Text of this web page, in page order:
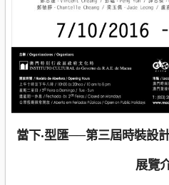
當下‧型匯──第三屆時裝設
展覽